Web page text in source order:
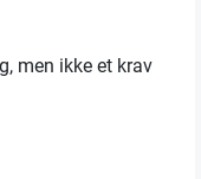
men ikke et krav